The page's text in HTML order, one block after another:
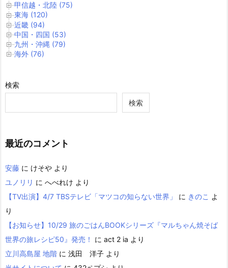
甲信越・北陸 (75)
東海 (120)
近畿 (94)
中国・四国 (53)
九州・沖縄 (79)
海外 (76)
検索
検索
最近のコメント
安藤 に けそや より
ユノリリ に へべれけ より
【TV出演】4/7 TBSテレビ「マツコの知らない世界」
に きのこ よ
り
【お知らせ】10/29 旅のごはんBOOKシリーズ『マルちゃん焼そば
世界の旅レシピ50』発売！
に act 2 ia より
立川高島屋 地階 に 浅田 洋子 より